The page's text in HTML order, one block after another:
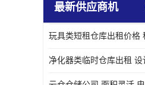
最新供应商机